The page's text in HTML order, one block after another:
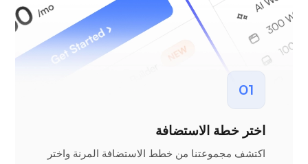
01
اختر خطة الاستضافة
اكتشف مجموعتنا من خطط الاستضافة المرنة واختر